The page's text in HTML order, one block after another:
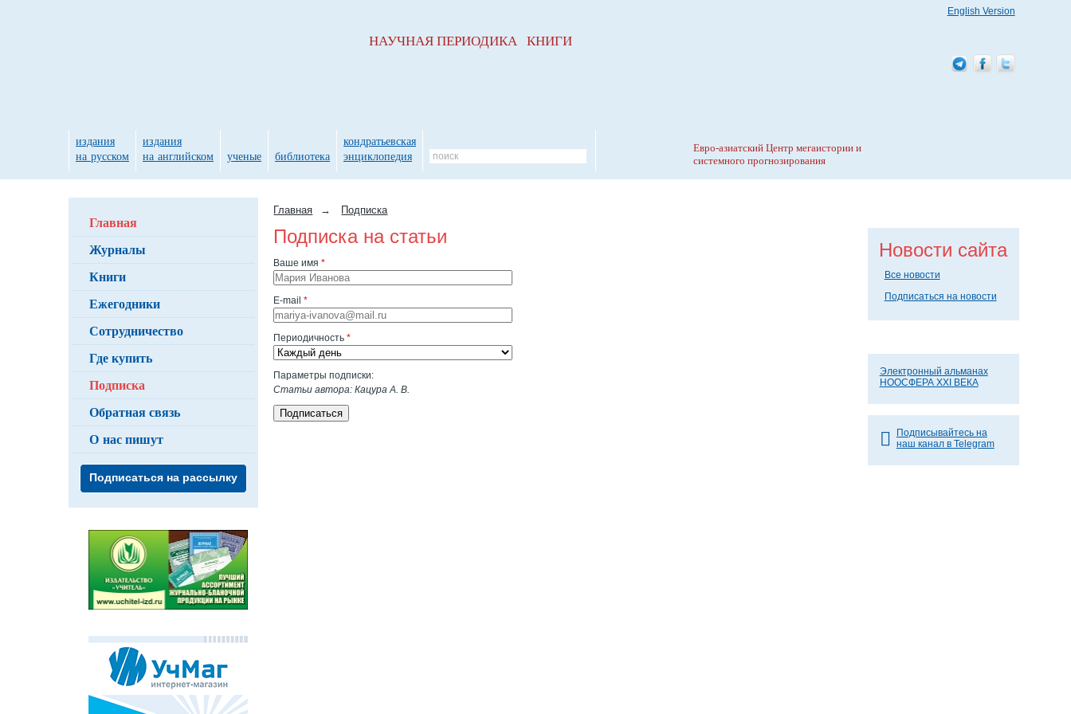
Главная → Подписка
Подписка на статьи
Ваше имя*
E-mail*
Периодичность*
Параметры подписки:
Статьи автора: Кацура А. В.
Подписаться
Главная
Журналы
Книги
Ежегодники
Сотрудничество
Где купить
Подписка
Обратная связь
О нас пишут
Подписаться на рассылку
Новости сайта
Все новости
Подписаться на новости
Электронный альманах
НООСФЕРА XXI ВЕКА
Подписывайтесь на
наш канал в Telegram
НАУЧНАЯ ПЕРИОДИКА КНИГИ
издания
на русском
издания
на английском
ученые библиотека
кондратьевская
энциклопедия
Евро-азиатский Центр мегаистории и
системного прогнозирования
English Version